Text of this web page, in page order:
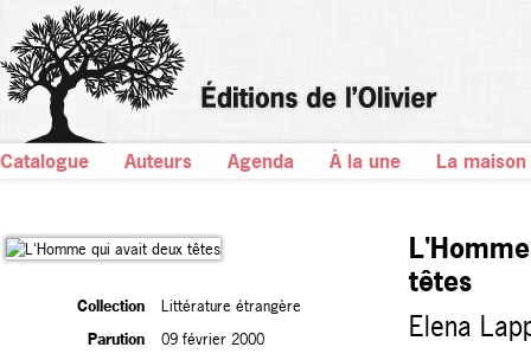
Catalogue Auteurs Agenda À la une La maison
Collection
Littérature étrangère
Parution
09 février 2000
têtes
Elena